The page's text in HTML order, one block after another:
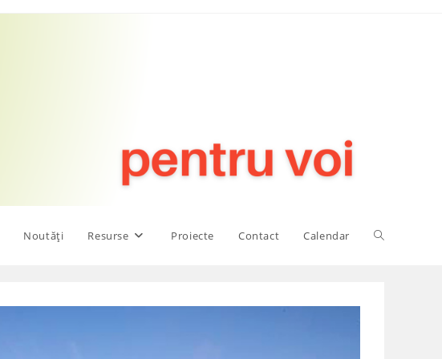
Noutăți Resurse Proiecte Contact Calendar Toggle